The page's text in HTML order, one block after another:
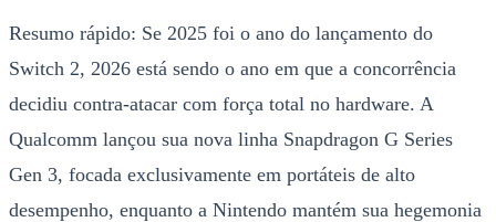
Resumo rápido: Se 2025 foi o ano do lançamento do
Switch 2, 2026 está sendo o ano em que a concorrência
decidiu contra-atacar com força total no hardware. A
Qualcomm lançou sua nova linha Snapdragon G Series
Gen 3, focada exclusivamente em portáteis de alto
desempenho, enquanto a Nintendo mantém sua hegemonia